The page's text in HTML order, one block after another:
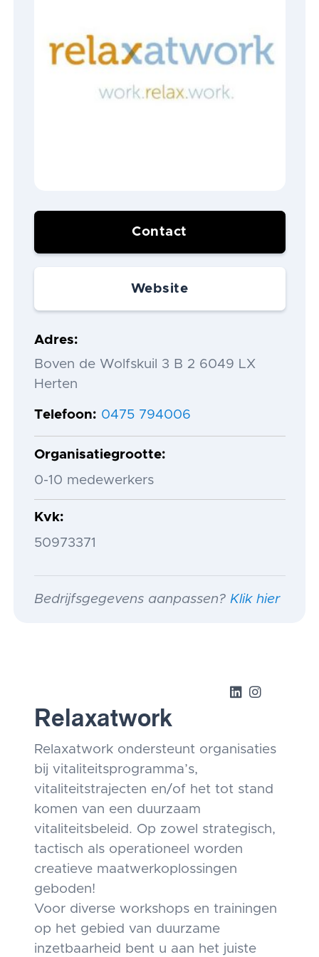
Contact
Website
Adres
Boven de Wolfskuil 3 B 2 6049 LX
Herten
Telefoon 0475 794006
Organisatiegrootte
0-10 medewerkers
Kvk
50973371
Bedrijfsgegevens aanpassen? Klik hier
Relaxatwork
Relaxatwork ondersteunt organisaties
bij vitaliteitsprogramma’s,
vitaliteitstrajecten en/of het tot stand
komen van een duurzaam
vitaliteitsbeleid. Op zowel strategisch,
tactisch als operationeel worden
creatieve maatwerkoplossingen
geboden!
Voor diverse workshops en trainingen
op het gebied van duurzame
inzetbaarheid bent u aan het juiste